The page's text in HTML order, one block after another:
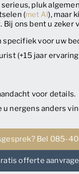
pluk
(met AI), maar
ons bent u zeker
specifiek voor uw
(+15 jaar
voor details.
nergens anders
Bel 085-
offerte